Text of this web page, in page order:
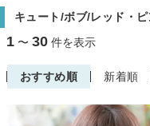
キュート/ボブ/レッド・
1 〜 30 件を表示
おすすめ順 新着順